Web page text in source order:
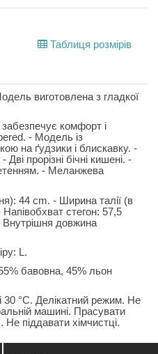
Таблиця розмірів
виготовлена з гладкої
комфорт і
- Модель із
на ґудзики і блискавку. -
прорізні бічні кишені. -
- Меланжева
44 cm. - Ширина талії (в
стегон: 57,5
Внутрішня довжина
L.
бавовна, 45% льон
30 °C. Делікатний режим. Не
машині. Прасувати
Не піддавати хімчистці.